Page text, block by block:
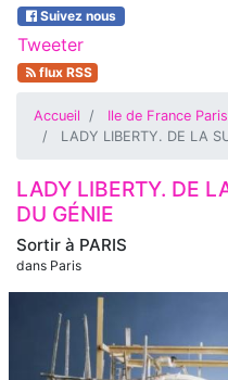
Suivez nous
Tweeter
flux RSS
Accueil Ile de France Paris
LADY LIBERTY. DE LA
Sortir à PARIS
dans Paris
LADY LIBERTY. DE
DU GÉNIE